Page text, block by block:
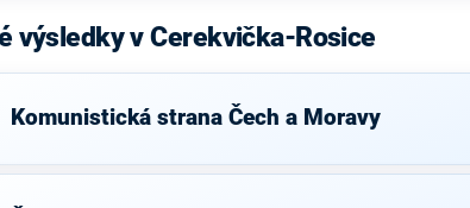
výsledky v Cerekvička-Rosice
Komunistická strana Čech a Moravy